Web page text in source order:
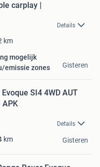
carplay |
Details
km
mogelijk
emissie zones
Gisteren
SI4 4WD AUT
APK
Details
km Gisteren